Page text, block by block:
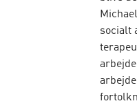
socialt